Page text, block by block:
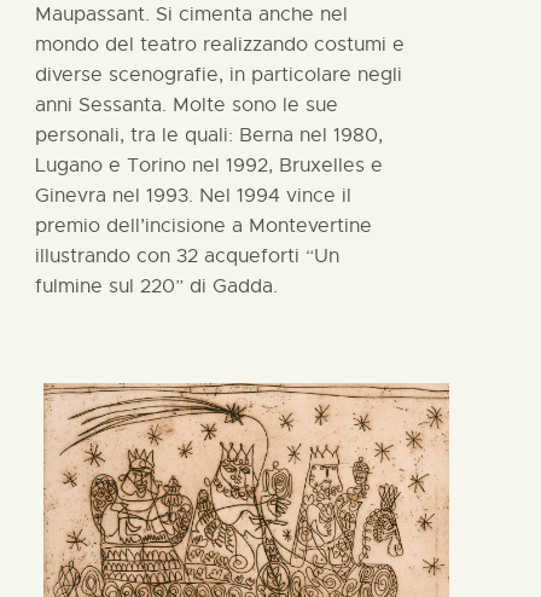
Maupassant. Si cimenta anche nel
mondo del teatro realizzando costumi e
diverse scenografie, in particolare negli
anni Sessanta. Molte sono le sue
personali, tra le quali: Berna nel 1980,
Lugano e Torino nel 1992, Bruxelles e
Ginevra nel 1993. Nel 1994 vince il
premio dell’incisione a Montevertine
illustrando con 32 acqueforti “Un
fulmine sul 220” di Gadda.